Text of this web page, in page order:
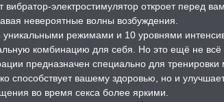
вибратор-электростимулятор откроет перед
невероятные волны возбуждения.
уникальными режимами и 10 уровнями
комбинацию для себя. Но это ещё не
предназначен специально для
способствует вашему здоровью, но и
во время секса более яркими.